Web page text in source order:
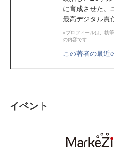
に育成させた。
最高デジタル責
※プロフィールは、執
の内容です
この著者の最近
イベント